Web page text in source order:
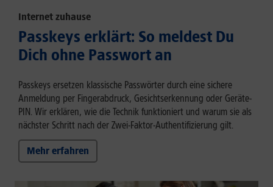
Internet zuhause
Passkeys erklärt: So meldest Du
Dich ohne Passwort an
Passkeys ersetzen klassische Passwörter durch eine sichere
Anmeldung per Fingerabdruck, Gesichtserkennung oder Geräte-
PIN. Wir erklären, wie die Technik funktioniert und warum sie als
nächster Schritt nach der Zwei-Faktor-Authentifizierung gilt.
Mehr erfahren